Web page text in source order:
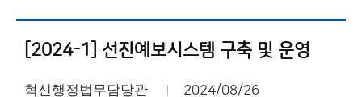
[2024-1] 선진예보시스템 구축 및 운영
혁신행정법무담당관 2024/08/26